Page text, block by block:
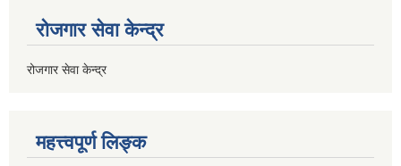
रोजगार सेवा केन्द्र
रोजगार सेवा केन्द्र
महत्त्वपूर्ण लिङ्क